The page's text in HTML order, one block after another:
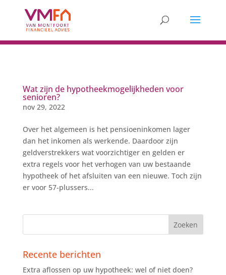
Wat zijn de hypotheekmogelijkheden voor
senioren?
nov 29, 2022
Over het algemeen is het pensioeninkomen lager
dan het inkomen als werkende. Daardoor zijn
geldverstrekkers wat voorzichtiger en gelden er
extra regels voor het verhogen van uw bestaande
hypotheek of het afsluiten van een nieuwe. Toch zijn
er voor 57-plussers...
Recente berichten
Extra aflossen op uw hypotheek: wel of niet doen?